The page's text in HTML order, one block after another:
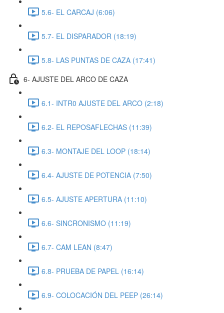
5.6- EL CARCAJ (6:06)
5.7- EL DISPARADOR (18:19)
5.8- LAS PUNTAS DE CAZA (17:41)
6- AJUSTE DEL ARCO DE CAZA
6.1- INTR0 AJUSTE DEL ARCO (2:18)
6.2- EL REPOSAFLECHAS (11:39)
6.3- MONTAJE DEL LOOP (18:14)
6.4- AJUSTE DE POTENCIA (7:50)
6.5- AJUSTE APERTURA (11:10)
6.6- SINCRONISMO (11:19)
6.7- CAM LEAN (8:47)
6.8- PRUEBA DE PAPEL (16:14)
6.9- COLOCACIÓN DEL PEEP (26:14)